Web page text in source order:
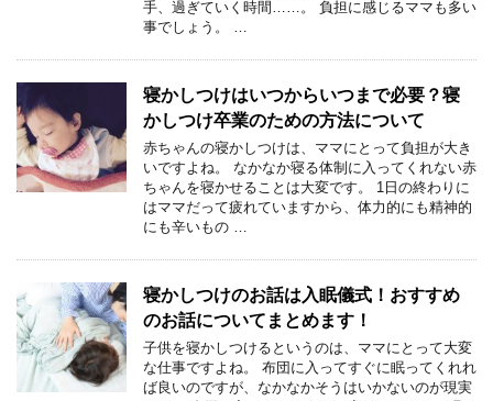
手、過ぎていく時間……。 負担に感じるママも多い
事でしょう。 …
寝かしつけはいつからいつまで必要？寝
かしつけ卒業のための方法について
赤ちゃんの寝かしつけは、ママにとって負担が大き
いですよね。 なかなか寝る体制に入ってくれない赤
ちゃんを寝かせることは大変です。 1日の終わりに
はママだって疲れていますから、体力的にも精神的
にも辛いもの …
寝かしつけのお話は入眠儀式！おすすめ
のお話についてまとめます！
子供を寝かしつけるというのは、ママにとって大変
な仕事ですよね。 布団に入ってすぐに眠ってくれれ
ば良いのですが、なかなかそうはいかないのが現実